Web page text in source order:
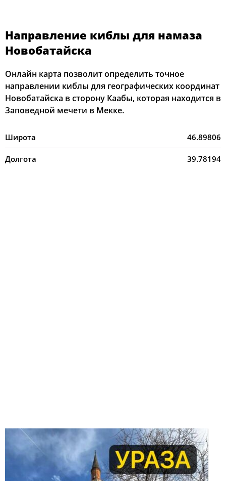
Направление киблы для намаза
Новобатайска
Онлайн карта позволит определить точное
направлении киблы для географических координат
Новобатайска в сторону Каабы, которая находится в
Заповедной мечети в Мекке.
Широта 46.89806
Долгота 39.78194